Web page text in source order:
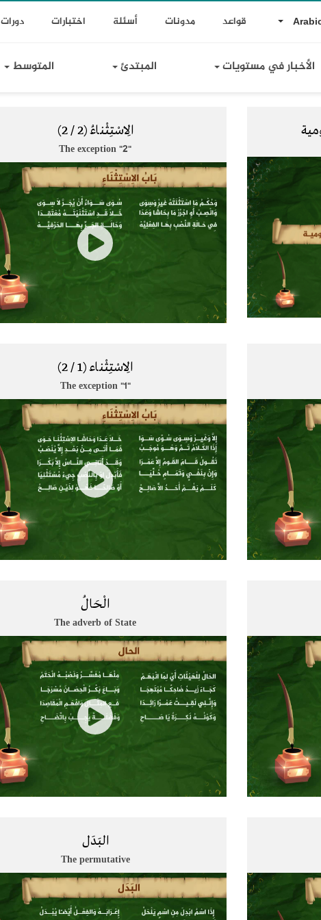
Toggle Dropdown
Top
قواعد مدونات أسئلة اختبارات دورات
الأخبار في مستويات المبتدئ المتوسط
الِاسْتِثْناءُ (2 / 2)
The exception "2"
الِاسْتِثْناء (1 / 2)
The exception "1"
الْحَالُ
​The adverb of State
البَدَل
The permutative